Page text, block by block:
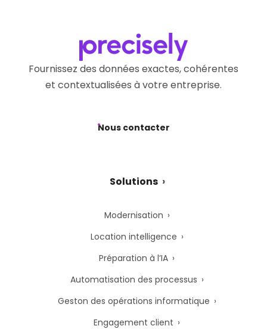
Fournissez des données exactes, cohérentes
et contextualisées à votre entreprise.
Nous contacter
Solutions
Modernisation
Location intelligence
Préparation à l’IA
Automatisation des processus
Geston des opérations informatique
Engagement client